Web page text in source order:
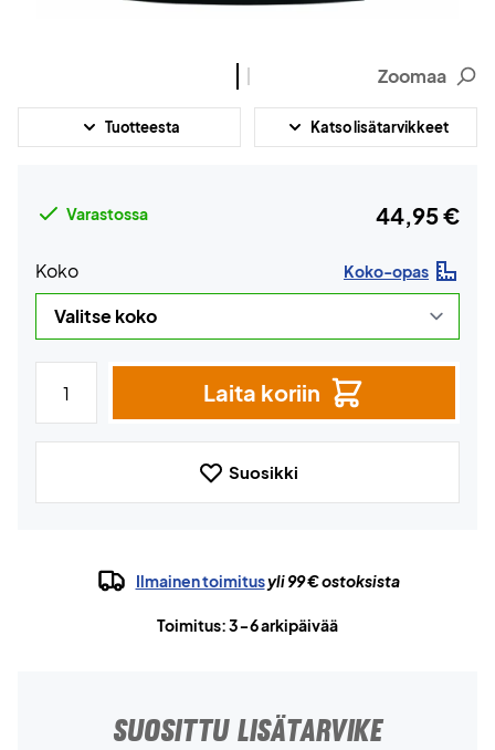
Zoomaa
Tuotteesta Katso lisätarvikkeet
Varastossa 44,95 €
Koko Koko-opas
Laita koriin
Suosikki
Ilmainen toimitusyli 99 € ostoksista
Toimitus: 3-6 arkipäivää
SUOSITTU LISÄTARVIKE